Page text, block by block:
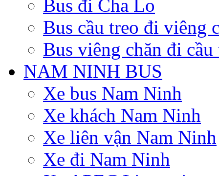
Bus đi Cha Lo
Bus cầu treo đi viêng
Bus viêng chăn đi cầu
NAM NINH BUS
Xe bus Nam Ninh
Xe khách Nam Ninh
Xe liên vận Nam Ninh
Xe đi Nam Ninh